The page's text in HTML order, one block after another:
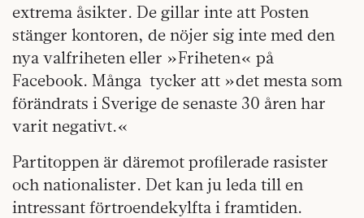
extrema åsikter. De gillar inte att Posten
stänger kontoren, de nöjer sig inte med den
nya valfriheten eller »Friheten« på
Facebook. Många tycker att »det mesta som
förändrats i Sverige de senaste 30 åren har
varit negativt.«
Partitoppen är däremot profilerade rasister
och nationalister. Det kan ju leda till en
intressant förtroendekylfta i framtiden.